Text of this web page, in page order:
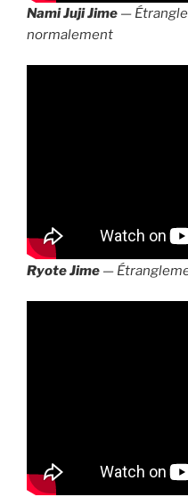
Nami Juji Jime —
normalement
Ryote Jime —